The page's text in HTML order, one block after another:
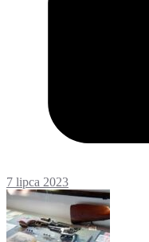
7 lipca 2023